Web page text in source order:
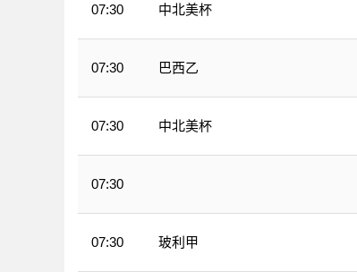
07:30 中北美杯
07:30 巴西乙
07:30 中北美杯
07:30
07:30 玻利甲